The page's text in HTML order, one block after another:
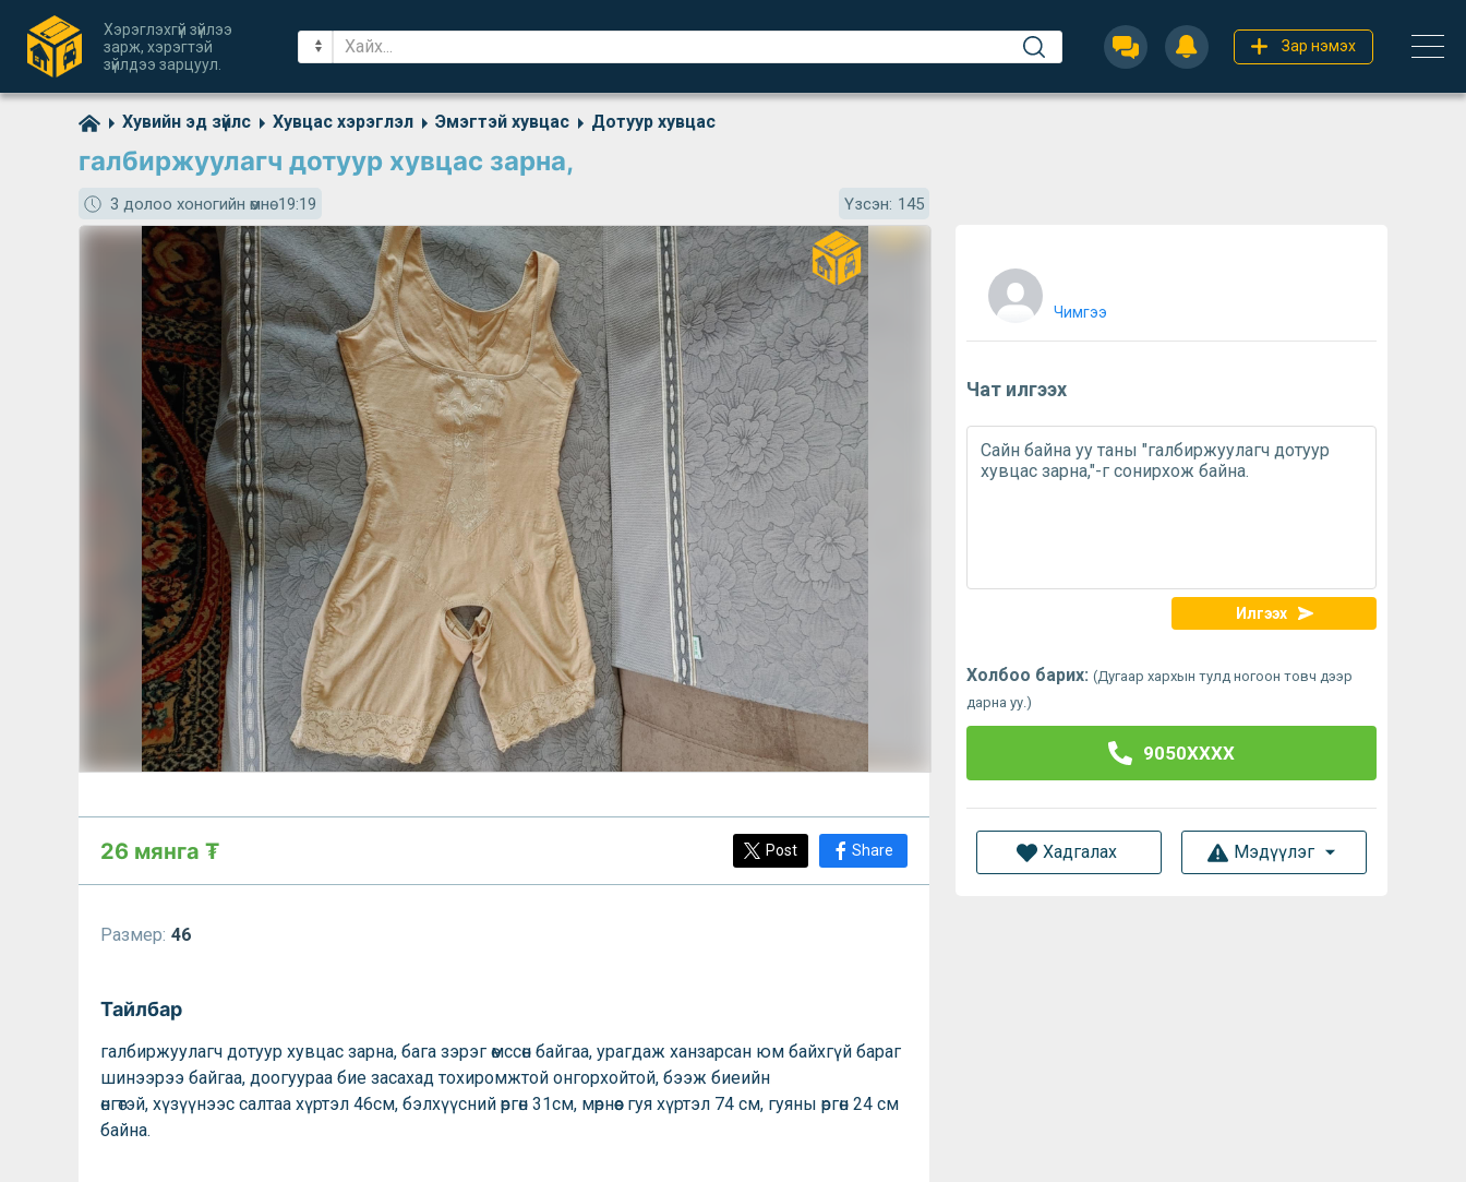
Хэрэглэхгүй зүйлээ
зарж, хэрэгтэй
зүйлдээ зарцуул.
Зар нэмэх
Хувийн эд зүйлс Хувцас хэрэглэл Эмэгтэй хувцас Дотуур хувцас
галбиржуулагч дотуур хувцас зарна,
3 долоо хоногийн өмнө19:19 Үзсэн: 145
26 мянга ₮ Post Share
Размер: 46
Тайлбар
галбиржуулагч дотуур хувцас зарна, бага зэрэг өмссөн байгаа, урагдаж ханзарсан юм байхгүй бараг
шинээрээ байгаа, доогуураа бие засахад тохиромжтой онгорхойтой, бээж биеийн
өнгөтэй, хүзүүнээс салтаа хүртэл 46см, бэлхүүсний өргөн 31см, мөрнөөс гуя хүртэл 74 см, гуяны өргөн 24 см
байна.
Чимгээ
Чат илгээх
Илгээх
Холбоо барих: (Дугаар хархын тулд ногоон товч дээр
дарна уу.)
9050XXXX
Хадгалах Мэдүүлэг